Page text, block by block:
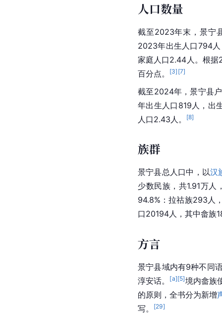
人口数量
截至2023年末，景宁
2023年出生人口794
家庭人口2.44人。根据
百分点。
[3] [7]
截至2024年，景宁县
年出生人口819人，
人口2.43人。
[8]
族群
景宁县总人口中，以汉
少数民族，共1.91万
94.8%：拉祜族293人
口20194人，其中畲族
方言
景宁县域内有9种不同
淳安话。
[a][5]境内畲族
的原则，全书分为新增
写。
[29]